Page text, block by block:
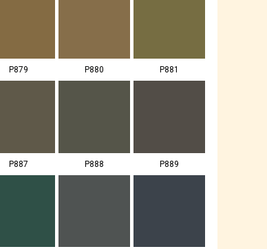
P879 P880 P881
P887 P888 P889